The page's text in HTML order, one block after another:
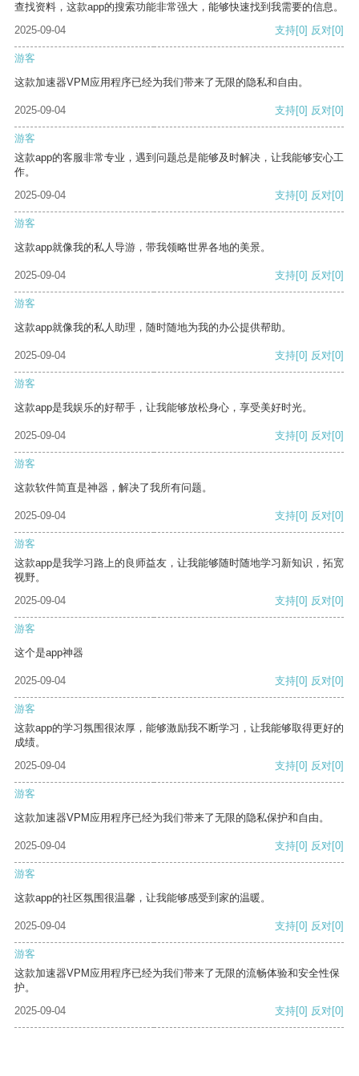
查找资料，这款app的搜索功能非常强大，能够快速找到我需要的信息。
2025-09-04
支持[0] 反对[0]
游客
这款加速器VPM应用程序已经为我们带来了无限的隐私和自由。
2025-09-04 支持[0] 反对[0]
游客
这款app的客服非常专业，遇到问题总是能够及时解决，让我能够安心工
作。
2025-09-04
支持[0] 反对[0]
游客
这款app就像我的私人导游，带我领略世界各地的美景。
2025-09-04 支持[0] 反对[0]
游客
这款app就像我的私人助理，随时随地为我的办公提供帮助。
2025-09-04 支持[0] 反对[0]
游客
这款app是我娱乐的好帮手，让我能够放松身心，享受美好时光。
2025-09-04 支持[0] 反对[0]
游客
这款软件简直是神器，解决了我所有问题。
2025-09-04 支持[0] 反对[0]
游客
这款app是我学习路上的良师益友，让我能够随时随地学习新知识，拓宽
视野。
2025-09-04
支持[0] 反对[0]
游客
这个是app神器
2025-09-04 支持[0] 反对[0]
游客
这款app的学习氛围很浓厚，能够激励我不断学习，让我能够取得更好的
成绩。
2025-09-04
支持[0] 反对[0]
游客
这款加速器VPM应用程序已经为我们带来了无限的隐私保护和自由。
2025-09-04 支持[0] 反对[0]
游客
这款app的社区氛围很温馨，让我能够感受到家的温暖。
2025-09-04 支持[0] 反对[0]
游客
这款加速器VPM应用程序已经为我们带来了无限的流畅体验和安全性保
护。
2025-09-04
支持[0] 反对[0]